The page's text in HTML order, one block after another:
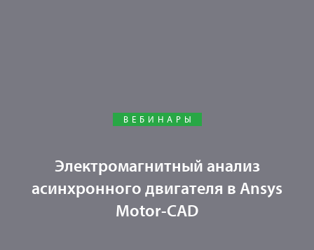
ВЕБИНАРЫ
Электромагнитный анализ
асинхронного двигателя в Ansys
Motor-CAD